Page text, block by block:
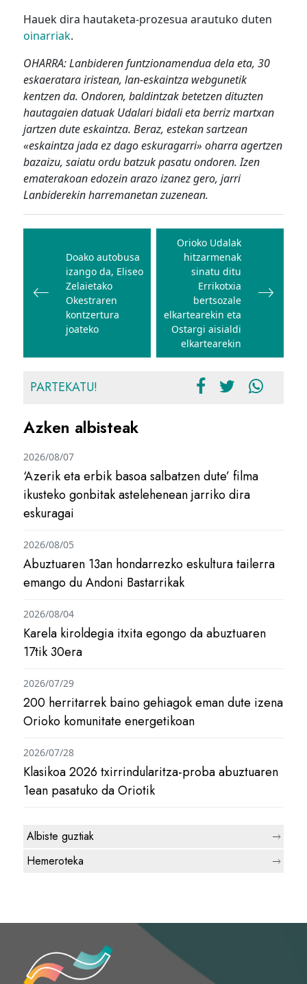
Hauek dira hautaketa-prozesua arautuko duten
oinarriak.
OHARRA: Lanbideren funtzionamendua dela eta, 30
eskaeratara iristean, lan-eskaintza webgunetik
kentzen da. Ondoren, baldintzak betetzen dituzten
hautagaien datuak Udalari bidali eta berriz martxan
jartzen dute eskaintza. Beraz, estekan sartzean
«eskaintza jada ez dago eskuragarri» oharra agertzen
bazaizu, saiatu ordu batzuk pasatu ondoren. Izen
ematerakoan edozein arazo izanez gero, jarri
Lanbiderekin harremanetan zuzenean.
Bidalketetan
nabigatuDoako autobusa
izango da, Eliseo
Zelaietako
Okestraren
kontzertura
joateko
Orioko Udalak
hitzarmenak
sinatu ditu
Errikotxia
bertsozale
elkartearekin eta
Ostargi aisialdi
elkartearekin
PARTEKATU!
Azken albisteak
‘Azerik eta erbik basoa salbatzen dute’ filma
ikusteko gonbitak astelehenean jarriko dira
eskuragai
2026/08/07
Abuztuaren 13an hondarrezko eskultura tailerra
emango du Andoni Bastarrikak
2026/08/05
Karela kiroldegia itxita egongo da abuztuaren
17tik 30era
2026/08/04
200 herritarrek baino gehiagok eman dute izena
Orioko komunitate energetikoan
2026/07/29
Klasikoa 2026 txirrindularitza-proba abuztuaren
1ean pasatuko da Oriotik
2026/07/28
Albiste guztiak
Hemeroteka